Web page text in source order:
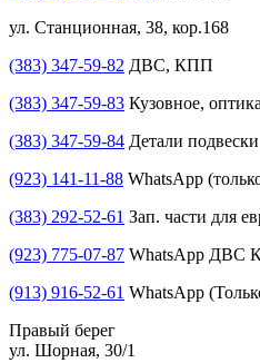
ул. Станционная, 38, кор.168
(383) 347-59-82 ДВС, КПП
(383) 347-59-83 Кузовное, оптика
(383) 347-59-84 Детали подвески
(923) 141-11-88 WhatsApp
(383) 292-52-61 Зап. части для
(923) 775-07-87 WhatsApp ДВС
(913) 916-52-61 WhatsApp
Правый берег
ул. Шорная, 30/1